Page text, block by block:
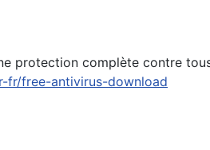
protection complète contre
fr/free-antivirus-download